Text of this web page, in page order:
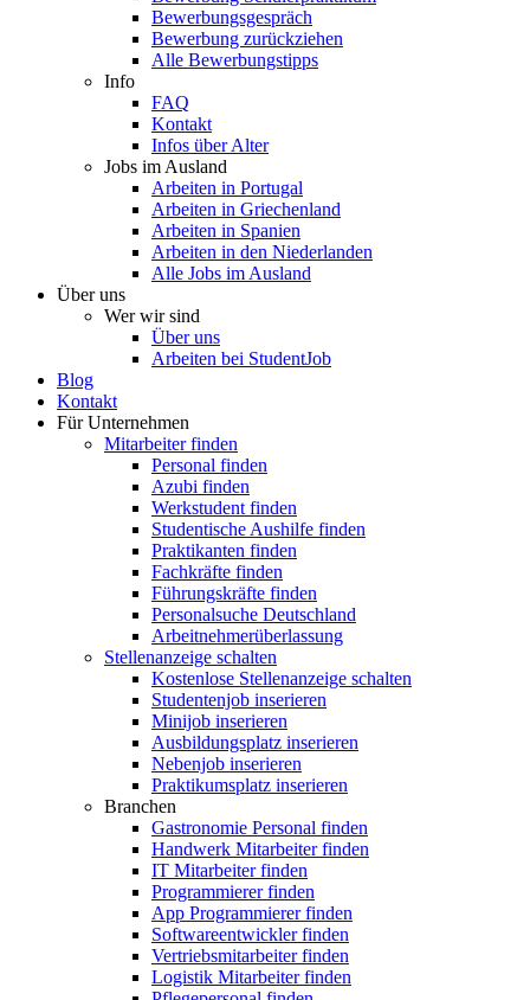
Bewerbungsgespräch
Bewerbung zurückziehen
Alle Bewerbungstipps
Info
FAQ
Kontakt
Infos über Alter
Jobs im Ausland
Arbeiten in Portugal
Arbeiten in Griechenland
Arbeiten in Spanien
Arbeiten in den Niederlanden
Alle Jobs im Ausland
Über uns
Wer wir sind
Über uns
Arbeiten bei StudentJob
Blog
Kontakt
Für Unternehmen
Mitarbeiter finden
Personal finden
Azubi finden
Werkstudent finden
Studentische Aushilfe finden
Praktikanten finden
Fachkräfte finden
Führungskräfte finden
Personalsuche Deutschland
Arbeitnehmerüberlassung
Stellenanzeige schalten
Kostenlose Stellenanzeige schalten
Studentenjob inserieren
Minijob inserieren
Ausbildungsplatz inserieren
Nebenjob inserieren
Praktikumsplatz inserieren
Branchen
Gastronomie Personal finden
Handwerk Mitarbeiter finden
IT Mitarbeiter finden
Programmierer finden
App Programmierer finden
Softwareentwickler finden
Vertriebsmitarbeiter finden
Logistik Mitarbeiter finden